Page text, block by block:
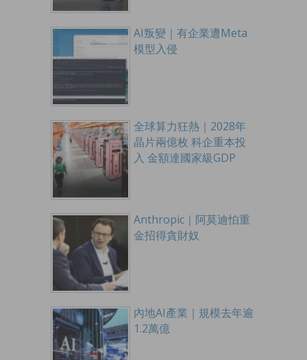
AI叛變｜有企業遭Meta
模型入侵
全球算力狂熱｜2028年
晶片兩億枚 科企重本投
入 金額達國家級GDP
Anthropic｜阿莫迪怕重
金招得貪財奴
內地AI產業｜規模去年逾
1.2萬億